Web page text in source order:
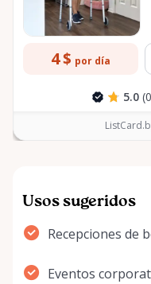
4 $ por día
5.0
Usos sugeridos
Recepciones de
Eventos